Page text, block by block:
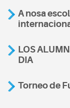
A nosa
LOS
DIA
Torneo de